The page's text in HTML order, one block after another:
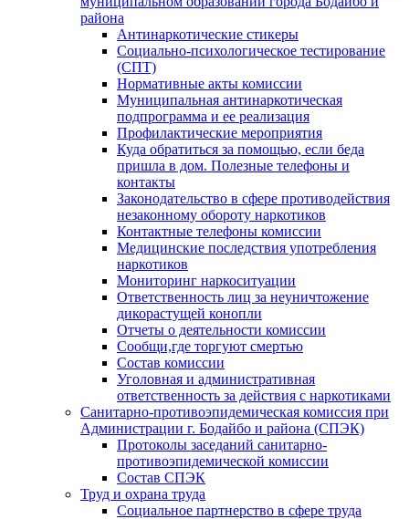
района
Антинаркотические стикеры
Социально-психологическое тестирование
(СПТ)
Нормативные акты комиссии
Муниципальная антинаркотическая
подпрограмма и ее реализация
Профилактические мероприятия
Куда обратиться за помощью, если беда
пришла в дом. Полезные телефоны и
контакты
Законодательство в сфере противодействия
незаконному обороту наркотиков
Контактные телефоны комиссии
Медицинские последствия употребления
наркотиков
Мониторинг наркоситуации
Ответственность лиц за неуничтожение
дикорастущей конопли
Отчеты о деятельности комиссии
Сообщи,где торгуют смертью
Состав комиссии
Уголовная и административная
ответственность за действия с наркотиками
Санитарно-противоэпидемическая комиссия при
Администрации г. Бодайбо и района (СПЭК)
Протоколы заседаний санитарно-
противоэпидемической комиссии
Состав СПЭК
Труд и охрана труда
Социальное партнерство в сфере труда